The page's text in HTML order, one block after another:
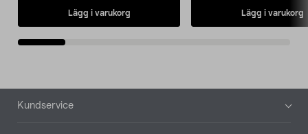
Lägg i varukorg Lägg i varukorg
Sidfot
Kundservice